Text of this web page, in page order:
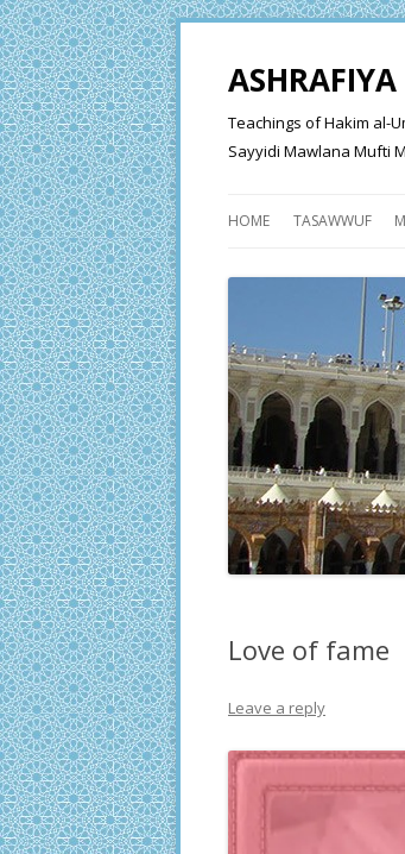
ASHRAFIYA
Teachings of Hakim al-
Sayyidi Mawlana Mufti
HOME TASAWWUF
Love of fame
Leave a reply